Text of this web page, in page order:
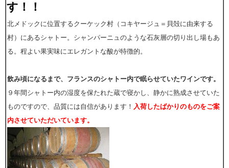
す！！
北メドックに位置するクーケック村（コキヤージュ＝貝殻に由来する
村）にあるシャトー。シャンパーニュのような石灰層の切り出し場もあ
る。程よい果実味にエレガントな酸が特徴的。
飲み頃になるまで、フランスのシャトー内で眠らせていたワインです。
９年間シャトー内の湿度を保たれた蔵で寝かし、静かに熟成させていた
ものですので、品質には自信があります！ 入荷したばかりのものをご案
内させていただいています。